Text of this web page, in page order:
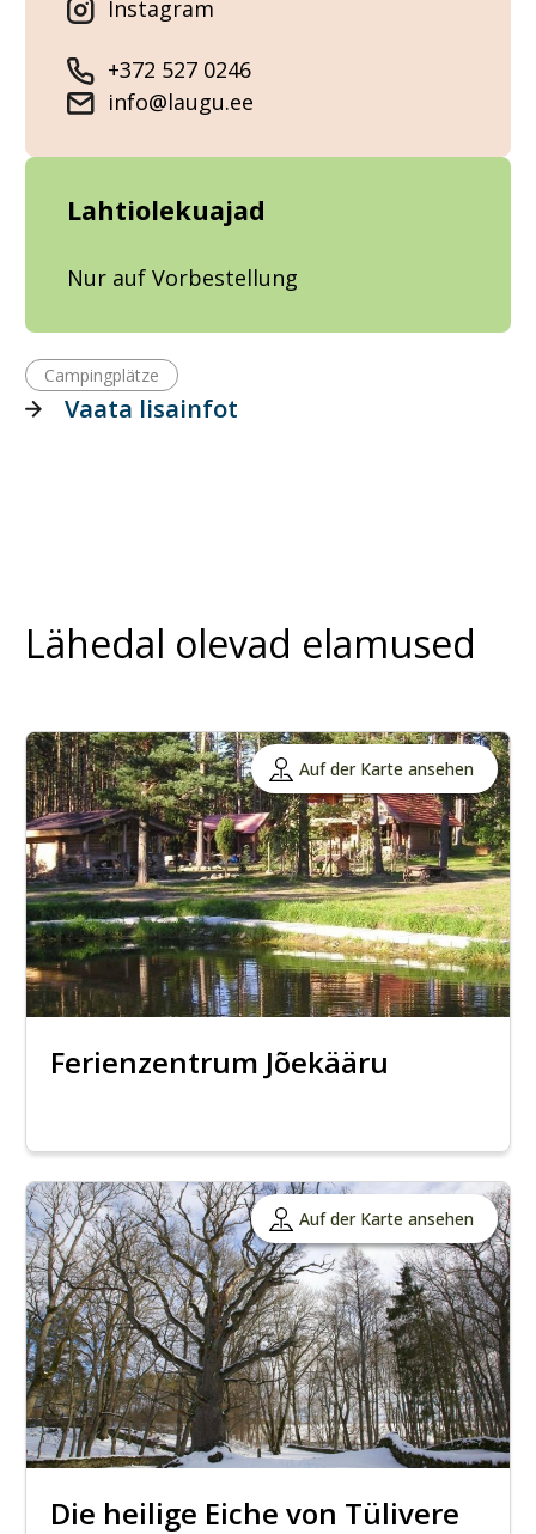
Instagram
+372 527 0246
info@laugu.ee
Lahtiolekuajad
Nur auf Vorbestellung
Campingplätze
Vaata lisainfot
Lähedal olevad elamused
Auf der Karte ansehen
Ferienzentrum Jõekääru
Auf der Karte ansehen
Die heilige Eiche von Tülivere